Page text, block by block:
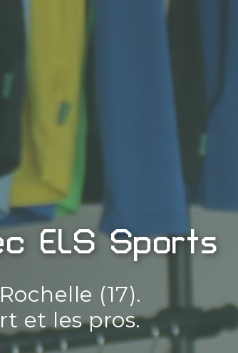
ELS Sports
(17).
et les pros.